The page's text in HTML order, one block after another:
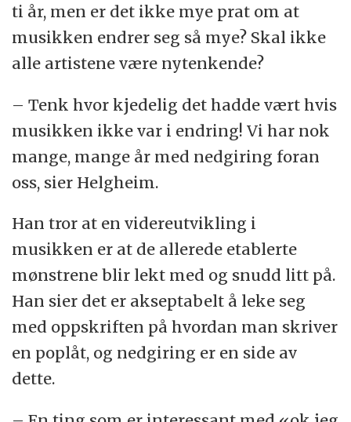
ti år, men er det ikke mye prat om at
musikken endrer seg så mye? Skal ikke
alle artistene være nytenkende?
– Tenk hvor kjedelig det hadde vært hvis
musikken ikke var i endring! Vi har nok
mange, mange år med nedgiring foran
oss, sier Helgheim.
Han tror at en videreutvikling i
musikken er at de allerede etablerte
mønstrene blir lekt med og snudd litt på.
Han sier det er akseptabelt å leke seg
med oppskriften på hvordan man skriver
en poplåt, og nedgiring er en side av
dette.